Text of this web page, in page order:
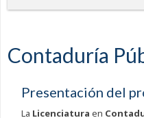
Contaduría
Presentación del
La Licenciatura en